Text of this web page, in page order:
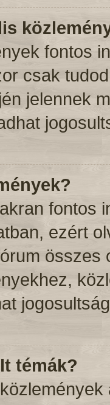
fontos
csak
jelennek
fontos
ezért
összes
témák?